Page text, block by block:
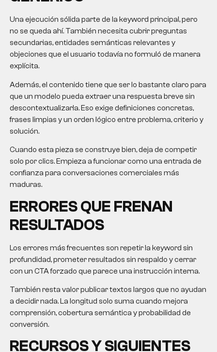
Una ejecución sólida parte de la keyword principal, pero
no se queda ahí. También necesita cubrir preguntas
secundarias, entidades semánticas relevantes y
objeciones que el usuario todavía no formuló de manera
explícita.
Además, el contenido tiene que ser lo bastante claro para
que un modelo pueda extraer una respuesta breve sin
descontextualizarla. Eso exige definiciones concretas,
frases limpias y un orden lógico entre problema, criterio y
solución.
Cuando esta pieza se construye bien, deja de competir
solo por clics. Empieza a funcionar como una entrada de
confianza para conversaciones comerciales más
maduras.
ERRORES QUE FRENAN
RESULTADOS
Los errores más frecuentes son repetir la keyword sin
profundidad, prometer resultados sin respaldo y cerrar
con un CTA forzado que parece una instrucción interna.
También resta valor publicar textos largos que no ayudan
a decidir nada. La longitud solo suma cuando mejora
comprensión, cobertura semántica y probabilidad de
conversión.
RECURSOS Y SIGUIENTES